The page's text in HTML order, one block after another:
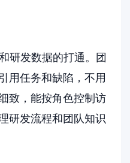
研发数据的打通。团
用任务和缺陷，不用
致，能按角色控制访
研发流程和团队知识